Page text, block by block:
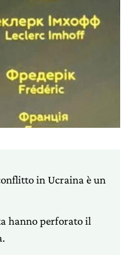
in Ucraina è un
hanno perforato il